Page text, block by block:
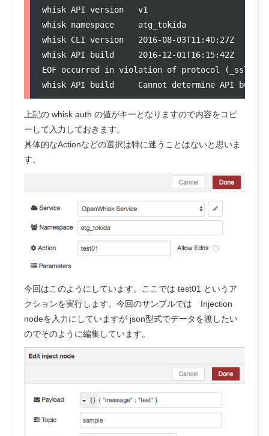
whisk API version   v1
whisk namespace     atg_tokida
whisk CLI version   2016-08-03T11:40:27Z
whisk API build     2016-12-01T16:15:42Z
EOF occurred in violation of protocol
上記の whisk auth の値がキーとなりますので内容をコピ
ーして入力しておきます。
具体的なActionなどの選択は特に迷うことはないと思いま
す。
今回はこのようにしています。ここでは test01 というア
クションを実行します。今回のサンプルでは Injection
nodeを入力にしていますが json型式でデータを渡したい
のでそのように編集しています。